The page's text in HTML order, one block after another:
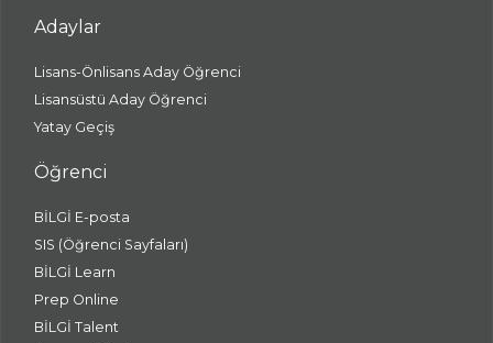
Adaylar
Lisans-Önlisans Aday Öğrenci
Lisansüstü Aday Öğrenci
Yatay Geçiş
Öğrenci
BİLGİ E-posta
SIS (Öğrenci Sayfaları)
BİLGİ Learn
Prep Online
BİLGİ Talent